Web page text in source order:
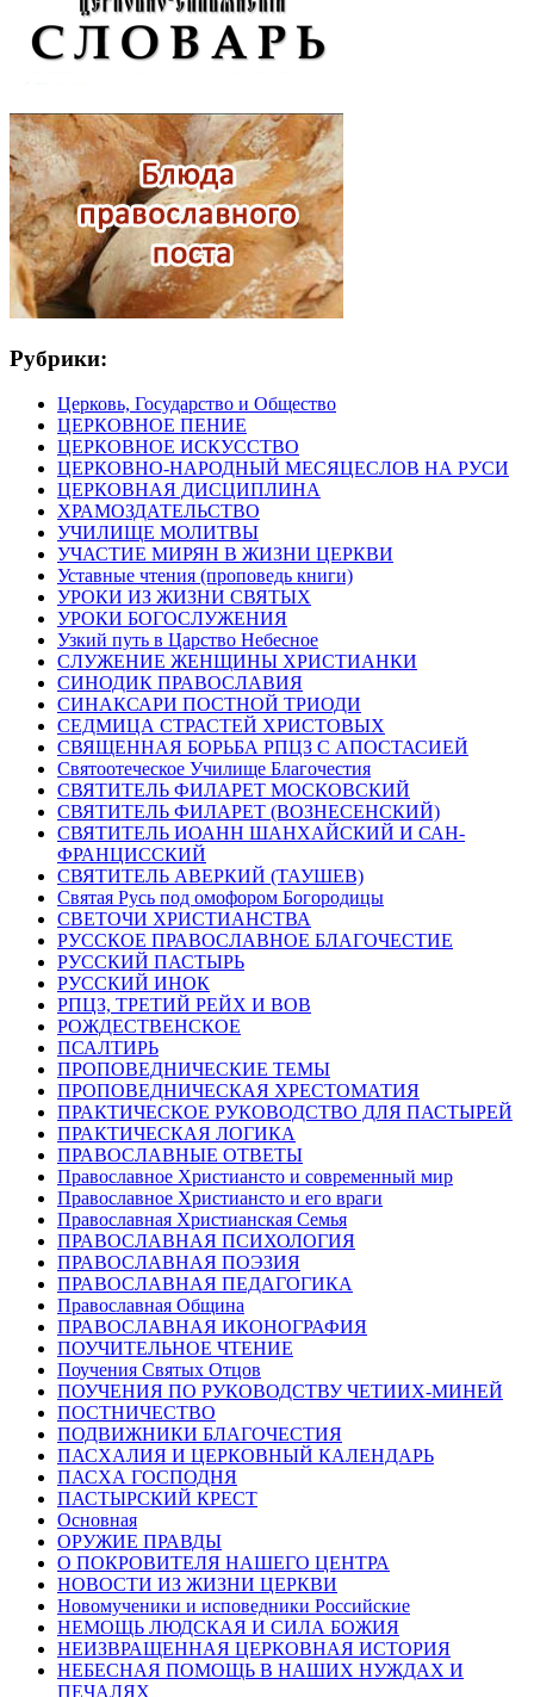
Рубрики:
Церковь, Государство и Общество
ЦЕРКОВНОЕ ПЕНИЕ
ЦЕРКОВНОЕ ИСКУССТВО
ЦЕРКОВНО-НАРОДНЫЙ МЕСЯЦЕСЛОВ НА РУСИ
ЦЕРКОВНАЯ ДИСЦИПЛИНА
ХРАМОЗДАТЕЛЬСТВО
УЧИЛИЩЕ МОЛИТВЫ
УЧАСТИЕ МИРЯН В ЖИЗНИ ЦЕРКВИ
Уставные чтения (проповедь книги)
УРОКИ ИЗ ЖИЗНИ СВЯТЫХ
УРОКИ БОГОСЛУЖЕНИЯ
Узкий путь в Царство Небесное
СЛУЖЕНИЕ ЖЕНЩИНЫ ХРИСТИАНКИ
СИНОДИК ПРАВОСЛАВИЯ
СИНАКСАРИ ПОСТНОЙ ТРИОДИ
СЕДМИЦА СТРАСТЕЙ ХРИСТОВЫХ
СВЯЩЕННАЯ БОРЬБА РПЦЗ С АПОСТАСИЕЙ
Святоотеческое Училище Благочестия
СВЯТИТЕЛЬ ФИЛАРЕТ МОСКОВСКИЙ
СВЯТИТЕЛЬ ФИЛАРЕТ (ВОЗНЕСЕНСКИЙ)
СВЯТИТЕЛЬ ИОАНН ШАНХАЙСКИЙ И САН-
ФРАНЦИССКИЙ
СВЯТИТЕЛЬ АВЕРКИЙ (ТАУШЕВ)
Святая Русь под омофором Богородицы
СВЕТОЧИ ХРИСТИАНСТВА
РУССКОЕ ПРАВОСЛАВНОЕ БЛАГОЧЕСТИЕ
РУССКИЙ ПАСТЫРЬ
РУССКИЙ ИНОК
РПЦЗ, ТРЕТИЙ РЕЙХ И ВОВ
РОЖДЕСТВЕНСКОЕ
ПСАЛТИРЬ
ПРОПОВЕДНИЧЕСКИЕ ТЕМЫ
ПРОПОВЕДНИЧЕСКАЯ ХРЕСТОМАТИЯ
ПРАКТИЧЕСКОЕ РУКОВОДСТВО ДЛЯ ПАСТЫРЕЙ
ПРАКТИЧЕСКАЯ ЛОГИКА
ПРАВОСЛАВНЫЕ ОТВЕТЫ
Православное Христиансто и современный мир
Православное Христиансто и его враги
Православная Христианская Семья
ПРАВОСЛАВНАЯ ПСИХОЛОГИЯ
ПРАВОСЛАВНАЯ ПОЭЗИЯ
ПРАВОСЛАВНАЯ ПЕДАГОГИКА
Православная Община
ПРАВОСЛАВНАЯ ИКОНОГРАФИЯ
ПОУЧИТЕЛЬНОЕ ЧТЕНИЕ
Поучения Святых Отцов
ПОУЧЕНИЯ ПО РУКОВОДСТВУ ЧЕТИИХ-МИНЕЙ
ПОСТНИЧЕСТВО
ПОДВИЖНИКИ БЛАГОЧЕСТИЯ
ПАСХАЛИЯ И ЦЕРКОВНЫЙ КАЛЕНДАРЬ
ПАСХА ГОСПОДНЯ
ПАСТЫРСКИЙ КРЕСТ
Основная
ОРУЖИЕ ПРАВДЫ
О ПОКРОВИТЕЛЯ НАШЕГО ЦЕНТРА
НОВОСТИ ИЗ ЖИЗНИ ЦЕРКВИ
Новомученики и исповедники Российские
НЕМОЩЬ ЛЮДСКАЯ И СИЛА БОЖИЯ
НЕИЗВРАЩЕННАЯ ЦЕРКОВНАЯ ИСТОРИЯ
НЕБЕСНАЯ ПОМОЩЬ В НАШИХ НУЖДАХ И
ПЕЧАЛЯХ